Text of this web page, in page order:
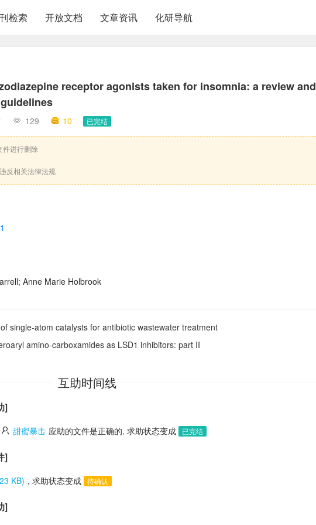
检索 开放文档 文章资讯 化研导航
receptor agonists taken for insomnia: a review and
129 10 已完结
件进行删除
反相关法律法规
Anne Marie Holbrook
single-atom catalysts for antibiotic wastewater treatment
amino-carboxamides as LSD1 inhibitors: part II
互助时间线
]
甜蜜暴击 应助的文件是正确的, 求助状态变成 已完结
]
KB) , 求助状态变成 待确认
]